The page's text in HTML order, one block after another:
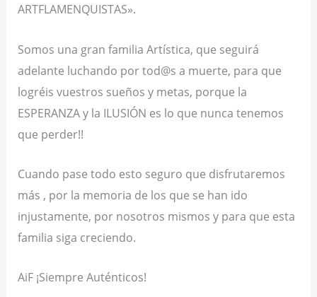
ARTFLAMENQUISTAS».
Somos una gran familia Artística, que seguirá
adelante luchando por tod@s a muerte, para que
logréis vuestros sueños y metas, porque la
ESPERANZA y la ILUSIÓN es lo que nunca tenemos
que perder!!
Cuando pase todo esto seguro que disfrutaremos
más , por la memoria de los que se han ido
injustamente, por nosotros mismos y para que esta
familia siga creciendo.
AiF ¡Siempre Auténticos!